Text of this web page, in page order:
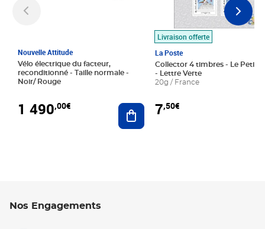
Nouvelle Attitude
Vélo électrique du facteur,
reconditionné - Taille normale -
Noir/ Rouge
1 490,00€ Ajouter au panier
Livraison offerte
La Poste
Collector 4 timbres - Le Petit
- Lettre Verte
20g / France
7,50€
Nos Engagements